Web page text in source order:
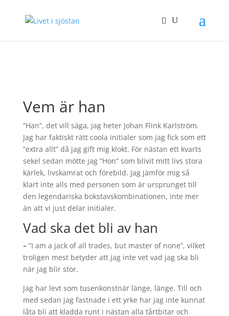
Vem är han
”Han”, det vill säga, jag heter Johan Flink Karlström.
Jag har faktiskt rätt coola initialer som jag fick som ett
”extra allt” då jag gift mig klokt. För nästan ett kvarts
sekel sedan mötte jag ”Hon” som blivit mitt livs stora
kärlek, livskamrat och förebild. Jag jämför mig så
klart inte alls med personen som är ursprunget till
den legendariska bokstavskombinationen, inte mer
än att vi just delar initialer.
Vad ska det bli av han
– ”I am a jack of all trades, but master of none”, vilket
troligen mest betyder att jag inte vet vad jag ska bli
när jag blir stor.
Jag har levt som tusenkonstnär länge, länge. Till och
med sedan jag fastnade i ett yrke har jag inte kunnat
låta bli att kladda runt i nästan alla tårtbitar och